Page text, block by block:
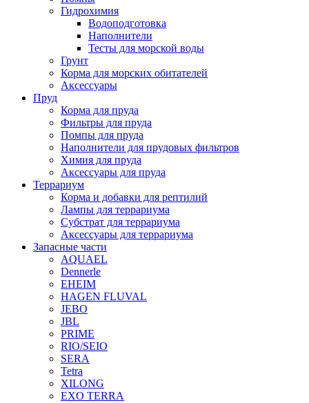
Гидрохимия
Водоподготовка
Наполнители
Тесты для морской воды
Грунт
Корма для морских обитателей
Аксессуары
Пруд
Корма для пруда
Фильтры для пруда
Помпы для пруда
Наполнители для прудовых фильтров
Химия для пруда
Аксессуары для пруда
Террариум
Корма и добавки для рептилий
Лампы для террариума
Субстрат для террариума
Аксессуары для террариума
Запасные части
AQUAEL
Dennerle
EHEIM
HAGEN FLUVAL
JEBO
JBL
PRIME
RIO/SEIO
SERA
Tetra
XILONG
EXO TERRA